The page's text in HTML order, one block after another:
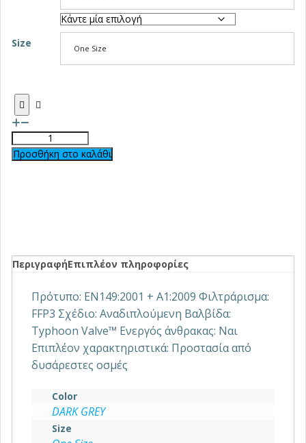
Size One Size
Προσθήκη στο καλάθι
ΠεριγραφήΕπιπλέον πληροφορίες
Πρότυπο: ΕΝ149:2001 + Α1:2009 Φιλτράρισμα:
FFP3 Σχέδιο: Αναδιπλούμενη Βαλβίδα:
Typhoon Valve™ Ενεργός άνθρακας: Ναι
Επιπλέον χαρακτηριστικά: Προστασία από
δυσάρεστες οσμές
Color
DARK GREY
Size